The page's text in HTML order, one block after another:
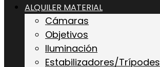
ALQUILER MATERIAL
Cámaras
Objetivos
Iluminación
Estabilizadores/Trípodes